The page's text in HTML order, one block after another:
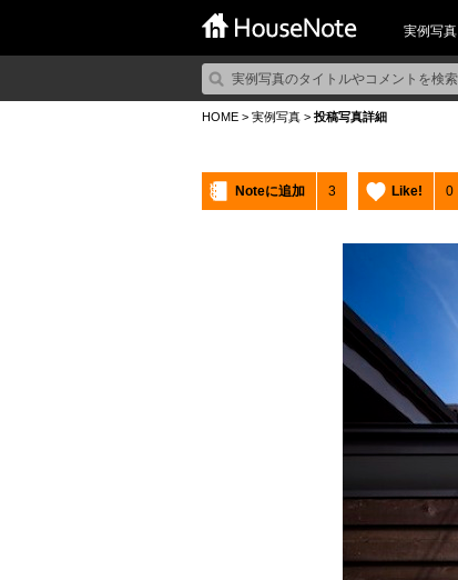
実例写真
HOME > 実例写真 > 投稿写真詳細
Noteに追加 3 Like! 0